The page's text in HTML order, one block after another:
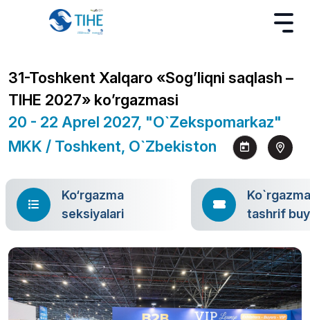
31-Toshkent Xalqaro «Sog’liqni saqlash –
TIHE 2027» ko’rgazmasi
20 - 22 Aprel 2027, "O`zekspomarkaz"
MKK / Toshkent, O`zbekiston
Ko‘rgazma
seksiyalari
tashrif